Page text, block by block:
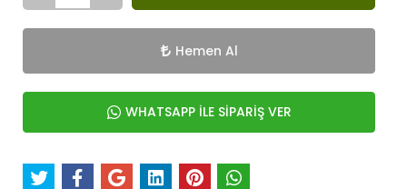
Hemen Al
WHATSAPP İLE SİPARİŞ VER